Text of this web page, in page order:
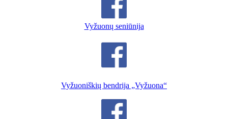
Vyžuonų seniūnija
Vyžuoniškių bendrija „Vyžuona“